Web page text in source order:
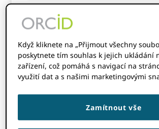
Získejte přístup k nejnovějšímu
„ctnostného kruhu“ (a dalším!)
Knihovna značek.
překvapivě obtížně vysvětlit. Vím.
tom už sedm let. S více než 6
uživatelů a 1000 XNUMX členy po
Když kliknete na „Přijmout všechny
poskytnete tím souhlas k jejich ukládání
zařízení, což pomáhá s navigací na
využití dat a s našimi marketingovými
Zamítnout vše